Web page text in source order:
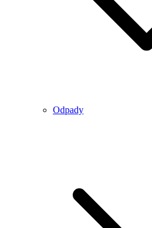
Odpady